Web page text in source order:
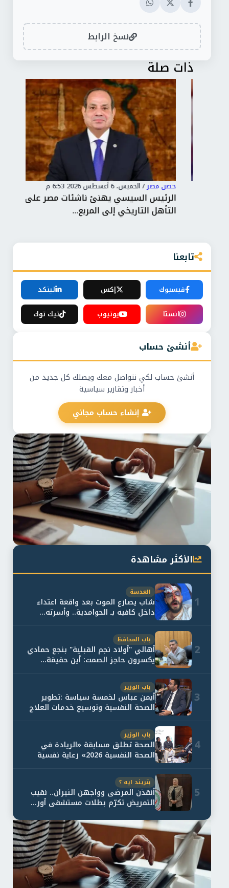
نسخ الرابط
ذات صلة
حصن مصر/ الخميس، 6 أغسطس 2026 6:53 م
الرئيس السيسي يهنئ ناشئات مصر على
التأهل التاريخي إلى المربع...
تابعنا
فيسبوك إكس
لينكد
انستا
يوتيوب تيك توك
أنشئ حساب
أنشئ حساب لكي نتواصل معك ويصلك كل جديد من
أخبار وتقارير سياسية
إنشاء حساب مجاني
الأكثر مشاهدة
1
العدسة
شاب يصارع الموت بعد واقعة اعتداء
داخل كافيه بـ الحوامدية.. وأسرته...
2
باب المحافظ
أهالي "أولاد نجم القبلية" بنجع حمادي
يكسرون حاجز الصمت: أين حقيقة...
3
باب الوزير
أيمن عباس لخمسة سياسة :تطوير
الصحة النفسية وتوسيع خدمات العلاج
4
باب الوزير
الصحة تطلق مسابقة «الريادة في
الصحة النفسية 2026» رعاية نفسية
5
بتريند ايه ؟
أنقذن المرضى وواجهن النيران.. نقيب
التمريض تكرّم بطلات مستشفى أور...